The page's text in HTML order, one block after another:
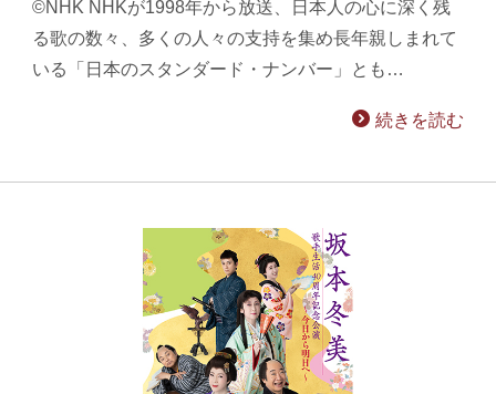
©NHK NHKが1998年から放送、日本人の心に深く残
る歌の数々、多くの人々の支持を集め長年親しまれて
いる「日本のスタンダード・ナンバー」とも…
続きを読む